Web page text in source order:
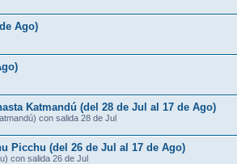
Ago)
Katmandú (del 28 de Jul al 17 de Ago)
con salida 28 de Jul
Picchu (del 26 de Jul al 17 de Ago)
con salida 26 de Jul